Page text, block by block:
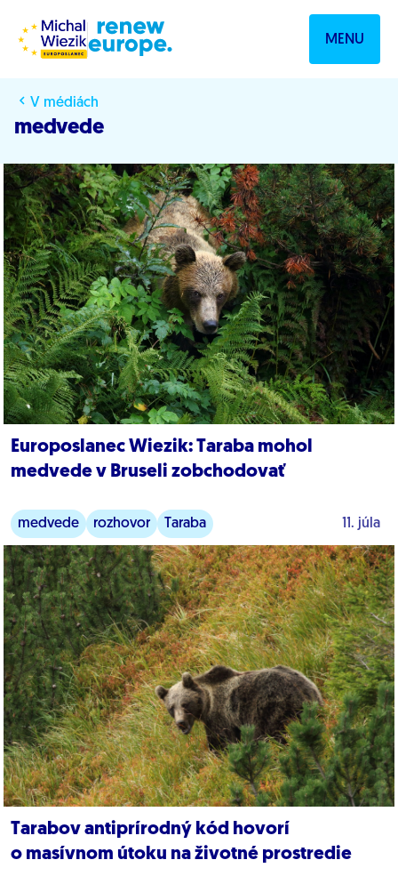
MENU
V médiách
medvede
Europoslanec Wiezik: Taraba mohol
medvede v Bruseli zobchodovať
medvede rozhovor Taraba 11. júla
Tarabov antiprírodný kód hovorí
o masívnom útoku na životné prostredie